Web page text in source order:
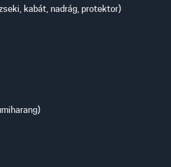
kabát, nadrág, protektor)